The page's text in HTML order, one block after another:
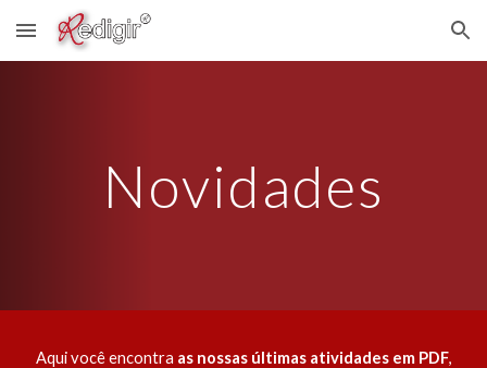
Skip to main content Skip to navigation
Novidades
Aqui você encontra as nossas últimas atividades em PDF,